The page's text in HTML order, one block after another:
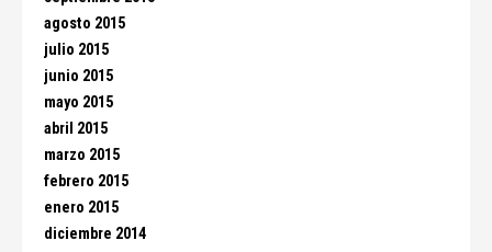
agosto 2015
julio 2015
junio 2015
mayo 2015
abril 2015
marzo 2015
febrero 2015
enero 2015
diciembre 2014